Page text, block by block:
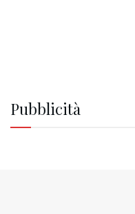
Pubblicità